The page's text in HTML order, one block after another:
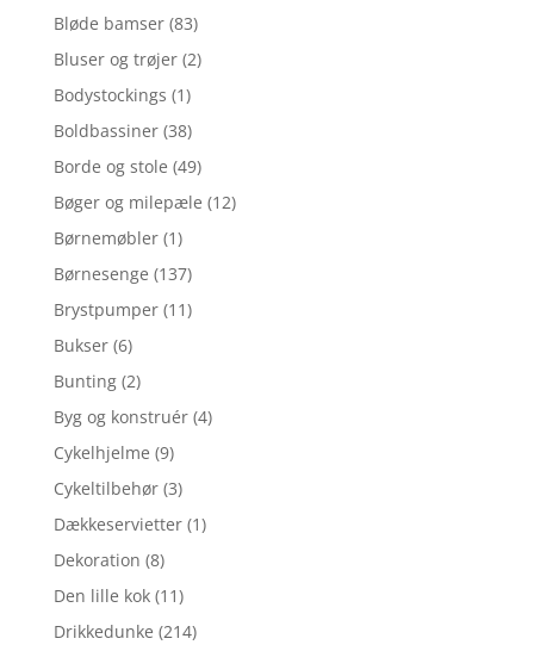
Bløde bamser (83)
Bluser og trøjer (2)
Bodystockings (1)
Boldbassiner (38)
Borde og stole (49)
Bøger og milepæle (12)
Børnemøbler (1)
Børnesenge (137)
Brystpumper (11)
Bukser (6)
Bunting (2)
Byg og konstruér (4)
Cykelhjelme (9)
Cykeltilbehør (3)
Dækkeservietter (1)
Dekoration (8)
Den lille kok (11)
Drikkedunke (214)